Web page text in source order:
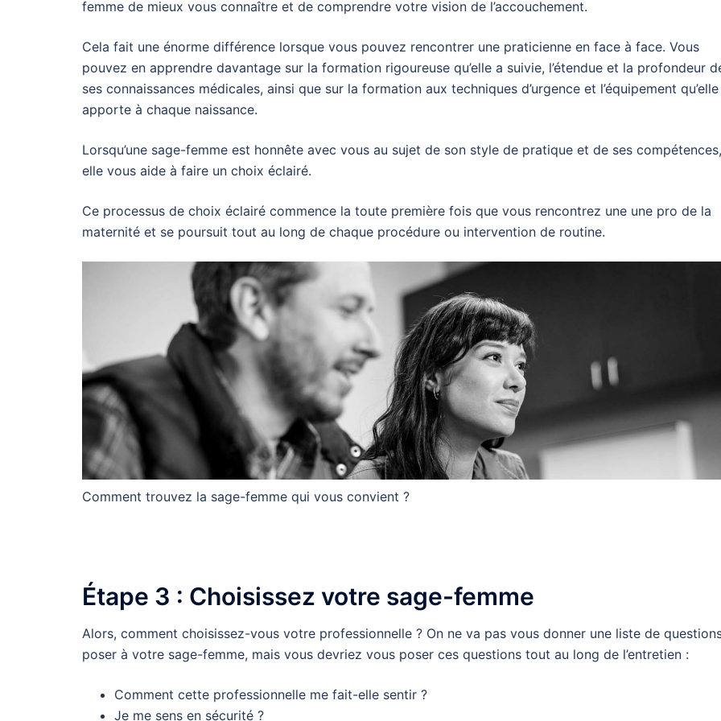
femme de mieux vous connaître et de comprendre votre vision de l’accouchement.
Cela fait une énorme différence lorsque vous pouvez rencontrer une praticienne en face à face. Vous
pouvez en apprendre davantage sur la formation rigoureuse qu’elle a suivie, l’étendue et la profondeur
ses connaissances médicales, ainsi que sur la formation aux techniques d’urgence et l’équipement qu’elle
apporte à chaque naissance.
Lorsqu’une sage-femme est honnête avec vous au sujet de son style de pratique et de ses compétences,
elle vous aide à faire un choix éclairé.
Ce processus de choix éclairé commence la toute première fois que vous rencontrez une une pro de la
maternité et se poursuit tout au long de chaque procédure ou intervention de routine.
Comment trouvez la sage-femme qui vous convient ?
Étape 3 : Choisissez votre sage-femme
Alors, comment choisissez-vous votre professionnelle ? On ne va pas vous donner une liste de
poser à votre sage-femme, mais vous devriez vous poser ces questions tout au long de l’entretien :
Comment cette professionnelle me fait-elle sentir ?
Je me sens en sécurité ?